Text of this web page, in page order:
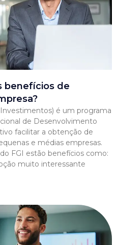
benefícios de
é um programa
de Desenvolvimento
facilitar a obtenção de
e médias empresas.
FGI estão benefícios como:
muito interessante